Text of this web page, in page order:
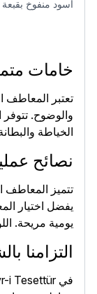
أسود منفوخ بقبعة
خامات
تعتبر المعاطف
والوضوح.
الخياطة
نصائح
تتميز المعاطف
يفضل اختيار
يومية مريحة.
التزامنا